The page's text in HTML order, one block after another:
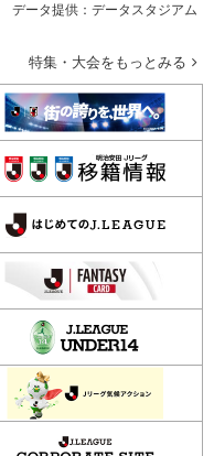
データ提供：データスタジアム
特集・大会をもっとみる